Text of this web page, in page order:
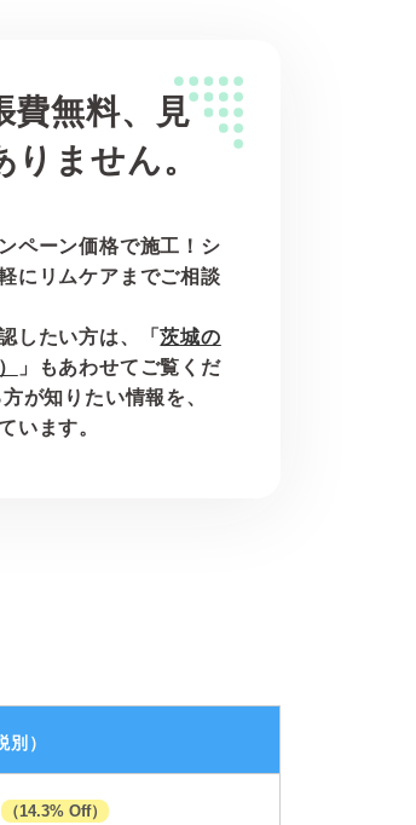
費無料、見
ません。
ペーン価格で施工！シ
にリムケアまでご相談
したい方は、「茨城の
」もあわせてご覧くだ
が知りたい情報を、
います。
別）
（14.3% Off）